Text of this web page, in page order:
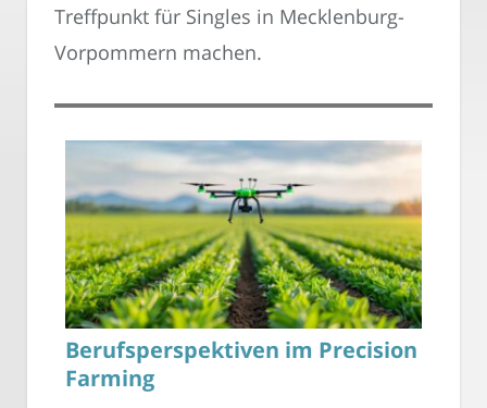
Treffpunkt für Singles in Mecklenburg-
Vorpommern machen.
Berufsperspektiven im Precision
Farming